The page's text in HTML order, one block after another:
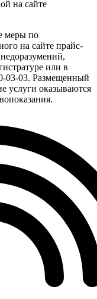
на сайте
меры по
на сайте прайс-
или в
03-03. Размещенный
услуги оказываются